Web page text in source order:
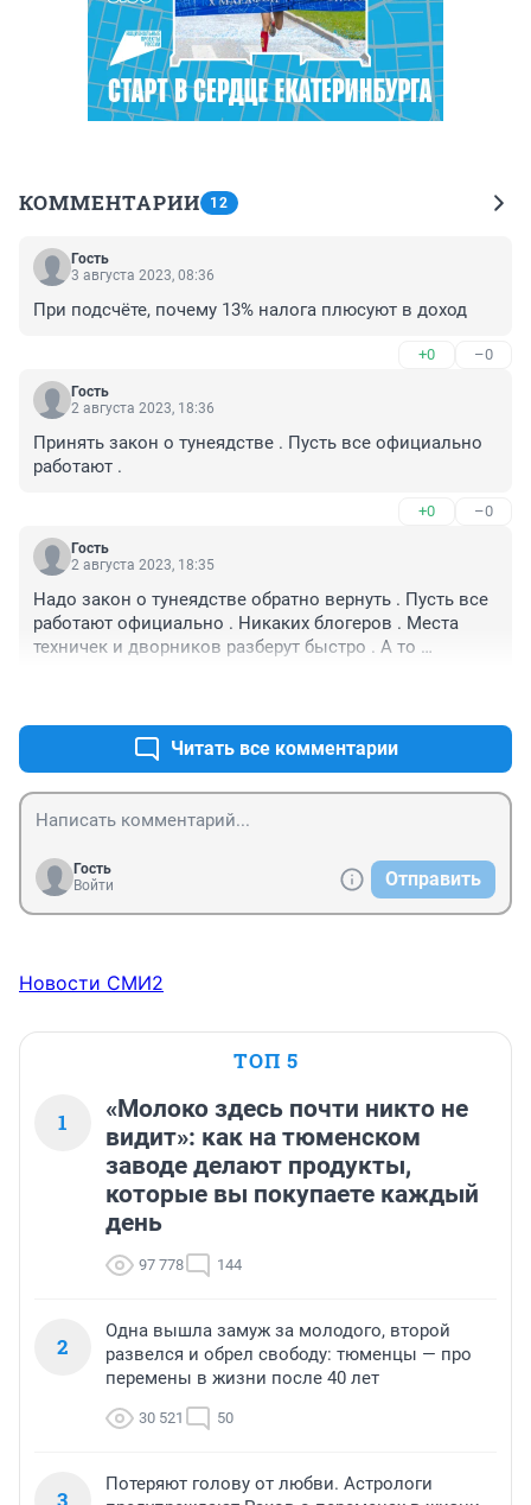
КОММЕНТАРИИ 12
Гость
3 августа 2023, 08:36
При подсчёте, почему 13% налога плюсуют в доход
+0 –0
Гость
2 августа 2023, 18:36
Принять закон о тунеядстве . Пусть все официально
работают .
+0 –0
Гость
2 августа 2023, 18:35
Надо закон о тунеядстве обратно вернуть . Пусть все
работают официально . Никаких блогеров . Места
техничек и дворников разберут быстро . А то
Читать все комментарии
Гость
Войти
Отправить
Новости СМИ2
ТОП 5
1
«Молоко здесь почти никто не
видит»: как на тюменском
заводе делают продукты,
которые вы покупаете каждый
день
97 778 144
2
Одна вышла замуж за молодого, второй
развелся и обрел свободу: тюменцы — про
перемены в жизни после 40 лет
30 521 50
Потеряют голову от любви. Астрологи